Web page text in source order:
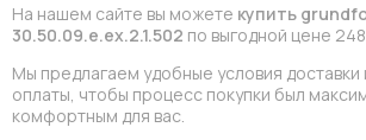
На нашем сайте вы можете купить
30.50.09.e.ex.2.1.502 по выгодной цене 248
Мы предлагаем удобные условия доставки
оплаты, чтобы процесс покупки был
комфортным для вас.